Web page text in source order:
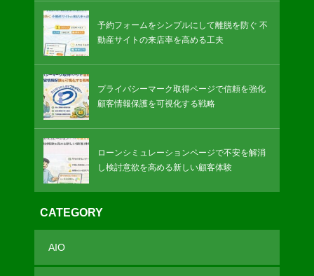
予約フォームをシンプルにして離脱を防ぐ 不
動産サイトの来店率を高める工夫
プライバシーマーク取得ページで信頼を強化
顧客情報保護を可視化する戦略
ローンシミュレーションページで不安を解消
し検討意欲を高める新しい顧客体験
CATEGORY
AIO